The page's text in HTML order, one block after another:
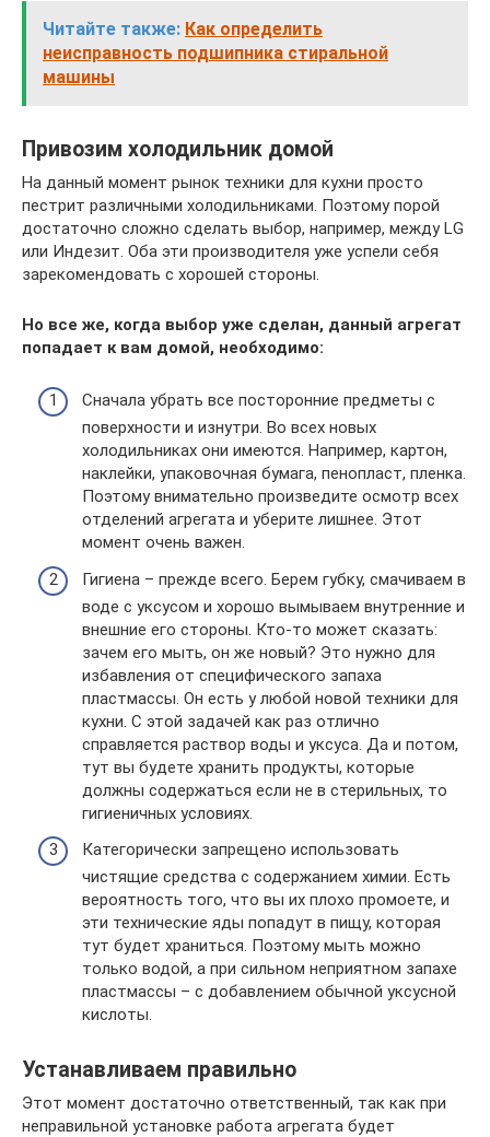
Читайте также: Как определить
неисправность подшипника стиральной
машины
Привозим холодильник домой
На данный момент рынок техники для кухни просто
пестрит различными холодильниками. Поэтому порой
достаточно сложно сделать выбор, например, между LG
или Индезит. Оба эти производителя уже успели себя
зарекомендовать с хорошей стороны.
Но все же, когда выбор уже сделан, данный агрегат
попадает к вам домой, необходимо:
Сначала убрать все посторонние предметы с
поверхности и изнутри. Во всех новых
холодильниках они имеются. Например, картон,
наклейки, упаковочная бумага, пенопласт, пленка.
Поэтому внимательно произведите осмотр всех
отделений агрегата и уберите лишнее. Этот
момент очень важен.
Гигиена – прежде всего. Берем губку, смачиваем в
воде с уксусом и хорошо вымываем внутренние и
внешние его стороны. Кто-то может сказать:
зачем его мыть, он же новый? Это нужно для
избавления от специфического запаха
пластмассы. Он есть у любой новой техники для
кухни. С этой задачей как раз отлично
справляется раствор воды и уксуса. Да и потом,
тут вы будете хранить продукты, которые
должны содержаться если не в стерильных, то
гигиеничных условиях.
Категорически запрещено использовать
чистящие средства с содержанием химии. Есть
вероятность того, что вы их плохо промоете, и
эти технические яды попадут в пищу, которая
тут будет храниться. Поэтому мыть можно
только водой, а при сильном неприятном запахе
пластмассы – с добавлением обычной уксусной
кислоты.
Устанавливаем правильно
Этот момент достаточно ответственный, так как при
неправильной установке работа агрегата будет